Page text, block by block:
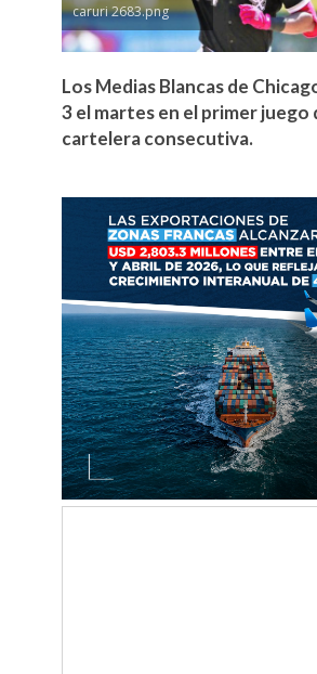
caruri 2683.png
Los Medias Blancas de
3 el martes en el primer juego
cartelera consecutiva.